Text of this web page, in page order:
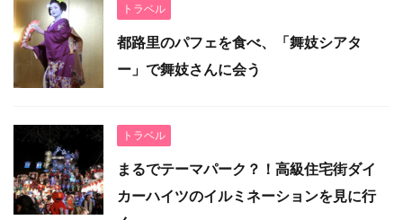
トラベル
都路里のパフェを食べ、「舞妓シアタ
ー」で舞妓さんに会う
トラベル
まるでテーマパーク？！高級住宅街ダイ
カーハイツのイルミネーションを見に行